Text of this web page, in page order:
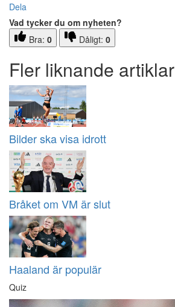
Dela
Vad tycker du om nyheten?
Bra: 0 Dåligt: 0
Fler liknande artiklar
Bilder ska visa idrott
Bråket om VM är slut
Haaland är populär
Quiz